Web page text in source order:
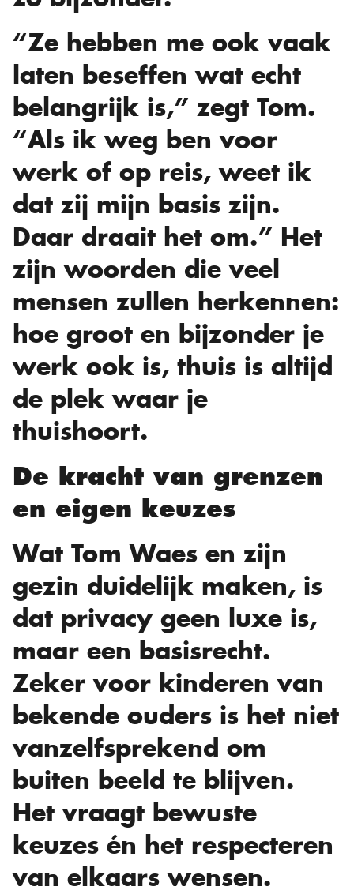
“Ze hebben me ook vaak
laten beseffen wat echt
belangrijk is,” zegt Tom.
“Als ik weg ben voor
werk of op reis, weet ik
dat zij mijn basis zijn.
Daar draait het om.” Het
zijn woorden die veel
mensen zullen herkennen:
hoe groot en bijzonder je
werk ook is, thuis is altijd
de plek waar je
thuishoort.
De kracht van grenzen
en eigen keuzes
Wat Tom Waes en zijn
gezin duidelijk maken, is
dat privacy geen luxe is,
maar een basisrecht.
Zeker voor kinderen van
bekende ouders is het niet
vanzelfsprekend om
buiten beeld te blijven.
Het vraagt bewuste
keuzes én het respecteren
van elkaars wensen.